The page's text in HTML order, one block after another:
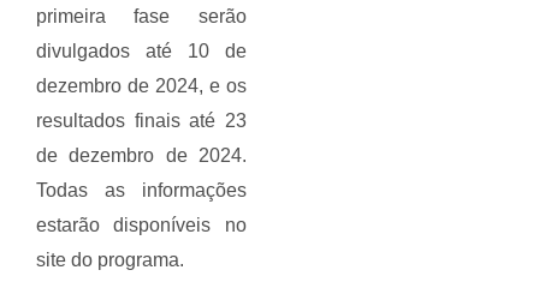
primeira fase serão
divulgados até 10 de
dezembro de 2024, e os
resultados finais até 23
de dezembro de 2024.
Todas as informações
estarão disponíveis no
site do programa.